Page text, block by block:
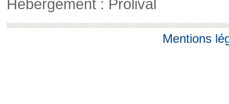
Hébergement : Prolival
Mentions